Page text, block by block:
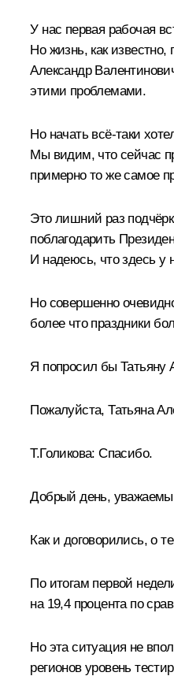
У нас первая рабочая
Но жизнь, как
Александр
этими проблемами.
Но начать всё-таки
Мы видим, что сейчас
примерно то же самое
Это лишний раз
поблагодарить
И надеюсь, что здесь у
Но совершенно
более что праздники
Я попросил бы Татьяну
Пожалуйста, Татьяна
Т.Голикова: Спасибо.
Добрый день,
Как и договорились, о
По итогам первой
на 19,4 процента по
Но эта ситуация не
регионов уровень